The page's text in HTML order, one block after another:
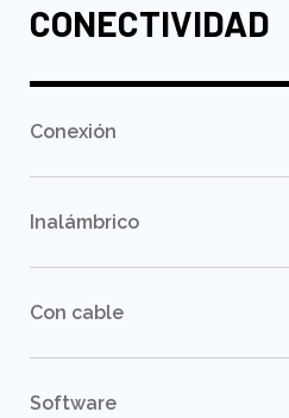
CONECTIVIDAD
Conexión
Inalámbrico
Con cable
Software